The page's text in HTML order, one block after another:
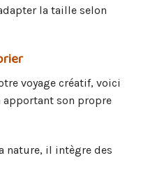
la taille selon
voyage créatif, voici
son propre
nature, il intègre des